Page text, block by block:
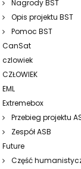
Nagrody BST
Opis projektu BST
Pomoc BST
CanSat
czlowiek
CZŁOWIEK
EML
Extremebox
Przebieg projektu
Zespół ASB
Future
Część